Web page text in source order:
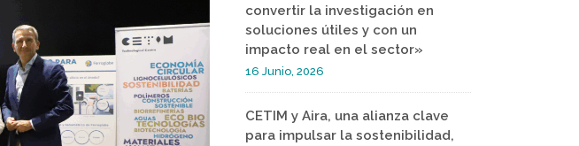
convertir la investigación en
soluciones útiles y con un
impacto real en el sector»
16 Junio, 2026
CETIM y Aira, una alianza clave
para impulsar la sostenibilidad,